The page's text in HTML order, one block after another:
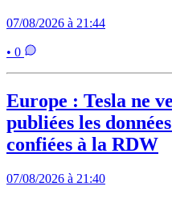
07/08/2026 à 21:44
• 0
Europe : Tesla ne
publiées les
confiées à la RDW
07/08/2026 à 21:40